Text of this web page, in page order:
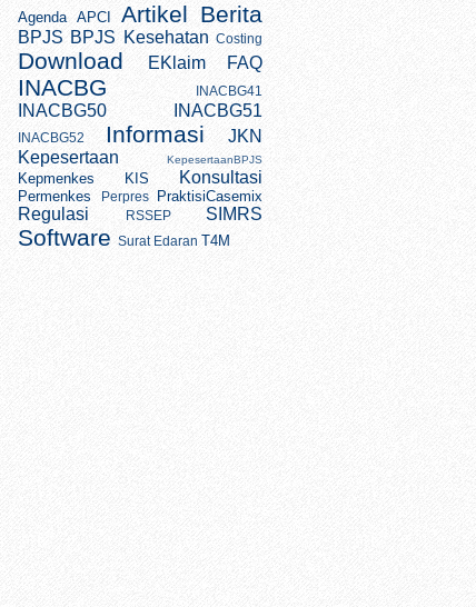
Agenda APCI Artikel Berita
BPJS BPJS Kesehatan Costing
Download EKlaim FAQ
INACBG INACBG41
INACBG50 INACBG51
INACBG52 Informasi
JKN
Kepesertaan
KepesertaanBPJS
Kepmenkes KIS Konsultasi
Permenkes Perpres PraktisiCasemix
Regulasi RSSEP SIMRS
Software Surat Edaran T4M